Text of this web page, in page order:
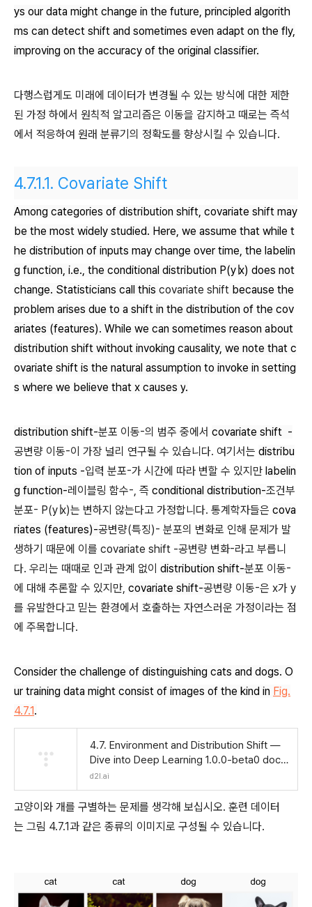
ys our data might change in the future, principled algorith
ms can detect shift and sometimes even adapt on the fly,
improving on the accuracy of the original classifier.
다행스럽게도 미래에 데이터가 변경될 수 있는 방식에 대한 제한
된 가정 하에서 원칙적 알고리즘은 이동을 감지하고 때로는 즉석
에서 적응하여 원래 분류기의 정확도를 향상시킬 수 있습니다.
4.7.1.1. Covariate Shift
Among categories of distribution shift, covariate shift may
be the most widely studied. Here, we assume that while t
he distribution of inputs may change over time, the labelin
g function, i.e., the conditional distribution P(y∣x) does not
change. Statisticians call this covariate shift because the
problem arises due to a shift in the distribution of the cov
ariates (features). While we can sometimes reason about
distribution shift without invoking causality, we note that c
ovariate shift is the natural assumption to invoke in setting
s where we believe that x causes y.
distribution shift-분포 이동-의 범주 중에서 covariate shift -
공변량 이동-이 가장 널리 연구될 수 있습니다. 여기서는 distribu
tion of inputs -입력 분포-가 시간에 따라 변할 수 있지만 labelin
g function-레이블링 함수-, 즉 conditional distribution-조건부
분포- P(y∣x)는 변하지 않는다고 가정합니다. 통계학자들은 cova
riates (features)-공변량(특징)- 분포의 변화로 인해 문제가 발
생하기 때문에 이를 covariate shift -공변량 변화-라고 부릅니
다. 우리는 때때로 인과 관계 없이 distribution shift-분포 이동-
에 대해 추론할 수 있지만, covariate shift-공변량 이동-은 x가 y
를 유발한다고 믿는 환경에서 호출하는 자연스러운 가정이라는 점
에 주목합니다.
Consider the challenge of distinguishing cats and dogs. O
ur training data might consist of images of the kind in Fig.
4.7.1.
4.7. Environment and Distribution Shift —
Dive into Deep Learning 1.0.0-beta0 docu
mentation
d2l.ai
고양이와 개를 구별하는 문제를 생각해 보십시오. 훈련 데이터
는 그림 4.7.1과 같은 종류의 이미지로 구성될 수 있습니다.